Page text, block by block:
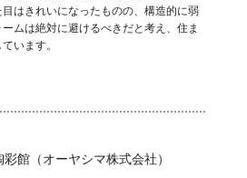
はきれいになったものの、構造的に弱
ムは絶対に避けるべきだと考え、住ま
います。
彩館（オーヤシマ株式会社）